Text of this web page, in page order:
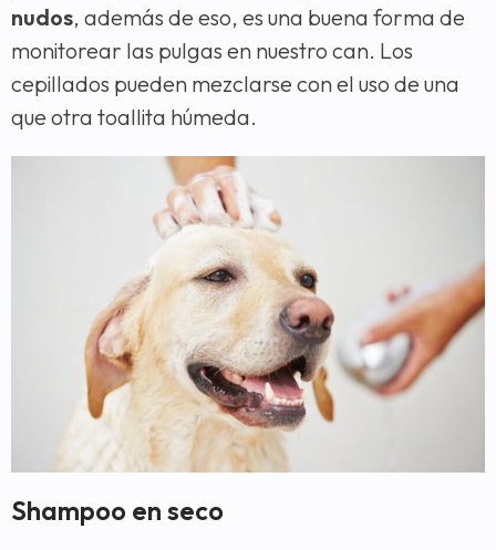
nudos, además de eso, es una buena forma de
monitorear las pulgas en nuestro can. Los
cepillados pueden mezclarse con el uso de una
que otra toallita húmeda.
Shampoo en seco